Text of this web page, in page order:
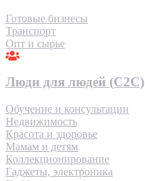
Готовые бизнесы
Транспорт
Опт и сырье
Люди для людей (С2С)
Обучение и консультации
Недвижимость
Красота и здоровье
Мамам и детям
Коллекционирование
Гаджеты, электроника